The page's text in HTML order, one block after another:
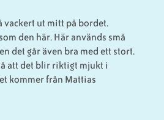
vackert ut mitt på bordet.
den här. Här används små
det går även bra med ett stort.
att det blir riktigt mjukt i
kommer från Mattias